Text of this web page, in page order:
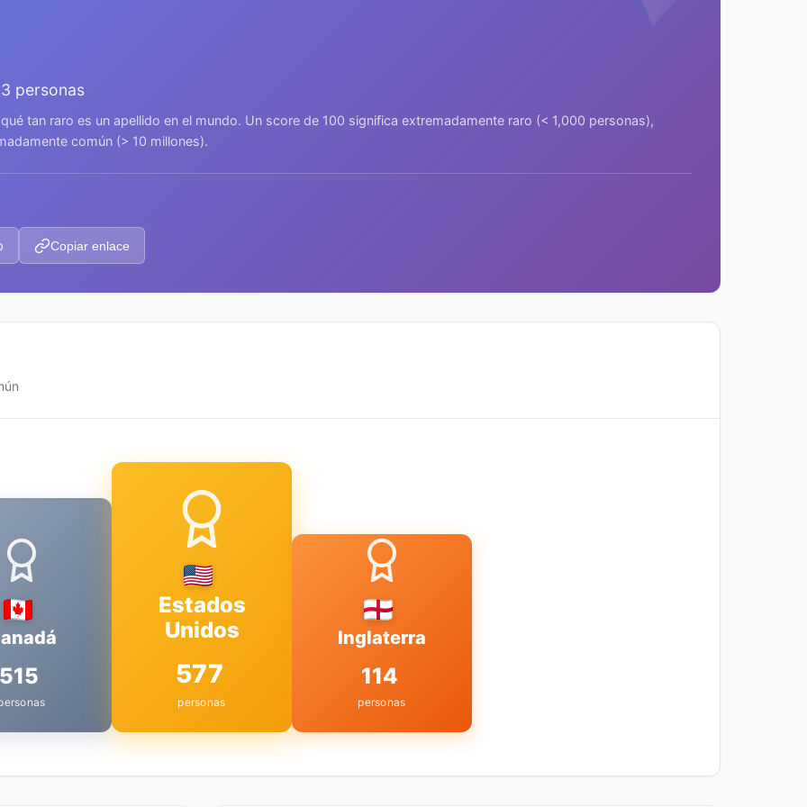
personas
tan raro es un apellido en el mundo. Un score de 100 significa extremadamente raro (< 1,000 personas),
común (> 10 millones).
Copiar enlace
515
Estados
Unidos
577
personas
Inglaterra
114
personas